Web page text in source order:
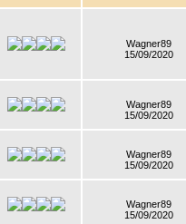
Wagner89
15/09/2020
Wagner89
15/09/2020
Wagner89
15/09/2020
Wagner89
15/09/2020